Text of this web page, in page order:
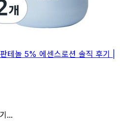
테놀 5% 에센스로션 솔직 후기 |
...